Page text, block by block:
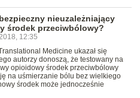
nieuzależniający
środek przeciwbólowy?
12:35
Medicine ukazał się
autorzy donoszą, że testowany na
opioidowy środek przeciwbólowy
na uśmierzanie bólu bez wielkiego
środek może jednocześnie